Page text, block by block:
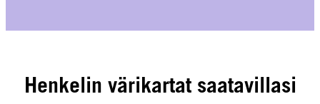
Henkelin värikartat saatavillasi